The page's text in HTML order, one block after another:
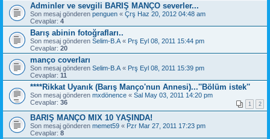
Adminler ve sevgili BARIŞ MANÇO severler...
Son mesaj gönderen penguen « Çrş Haz 20, 2012 04:48 am
Cevaplar: 4
Barış abinin fotoğrafları..
Son mesaj gönderen Selim-B.A « Prş Eyl 08, 2011 15:44 pm
Cevaplar: 20
manço coverları
Son mesaj gönderen Selim-B.A « Prş Eyl 08, 2011 15:39 pm
Cevaplar: 11
****Rikkat Uyanık (Barış Manço'nun Annesi)...''Bölüm istek''
Son mesaj gönderen mxdönence « Sal May 03, 2011 14:20 pm
Cevaplar: 36 1 2
BARIŞ MANÇO MIX 10 YAŞINDA!
Son mesaj gönderen memet59 « Pzr Mar 27, 2011 17:23 pm
Cevaplar: 8